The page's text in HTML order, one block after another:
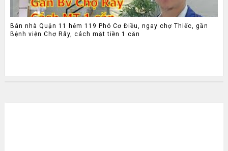
Bán nhà Quận 11 hẻm 119 Phó Cơ Điều, ngay chợ Thiếc, gần
Bệnh viện Chợ Rẫy, cách mặt tiền 1 căn